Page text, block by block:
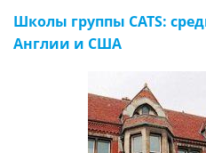
Школы группы CATS:
Англии и США